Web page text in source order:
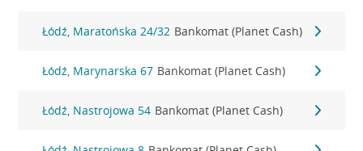
Łódź, Maratońska 24/32 Bankomat (Planet Cash)
Łódź, Marynarska 67 Bankomat (Planet Cash)
Łódź, Nastrojowa 54 Bankomat (Planet Cash)